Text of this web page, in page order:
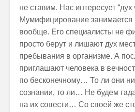
не ставим. Нас интересует “дух
Мумифицирование занимается
вообще. Его специалисты не
просто берут и лишают дух
пребывания в организме. А
приглашают человека в
по бесконечному… То ли они
сознании, то ли… Не будем
на их совести… Со своей же